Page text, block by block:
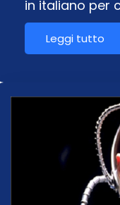
in italiano per
Leggi tutto